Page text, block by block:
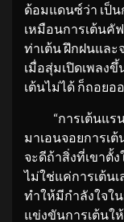
ด้อมแดนซ์ว่า เป็น
เหมือนการเต้นคั
ท่าเต้น ฝึกฝนและ
เมื่อสุ่มเปิดเพลง
เต้นไม่ได้ ก็ถอยอ
“การเต้นแรน
มาเอนจอยการเ
จะดีถ้าสิ่งที่เขาตั้
ไม่ใช่แค่การเต้น
ทำให้มีกำลังใจใ
แข่งขันการเต้นใ